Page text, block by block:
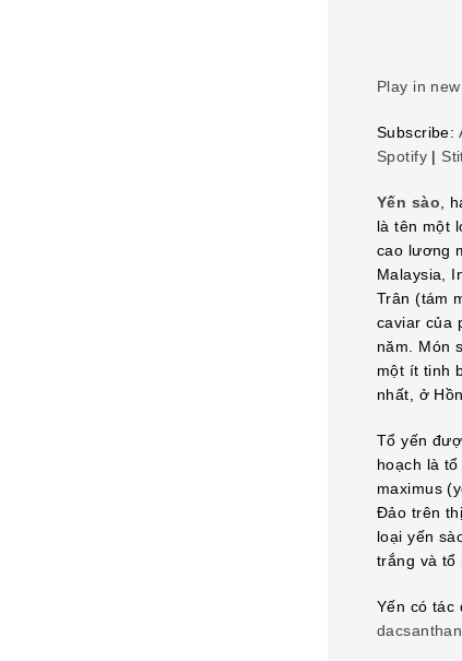
Play in
Subscribe:
Spotify|
Yến sào ,
là tên một
cao lương
Malaysia,
Trân (tám
caviar của
năm. Món
một ít tinh
nhất, ở
Tổ yến
hoạch là
maximus
Đảo trên
loại yến
trắng và tổ
Yến có tác